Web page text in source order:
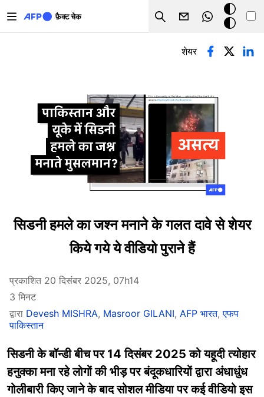
फ़ैक्ट चेक
Search
डार्क
मोड
प्राथमिक टैब्स
शेयर
सिडनी हमले का जश्न मनाने के गलत दावे से शेयर
किये गये ये वीडियो पुराने हैं
प्रकाशित 20 दिसंबर 2025, 07h14
3 मिनट
द्वारा Devesh MISHRA, Masroor GILANI, AFP भारत,एफप
पाकिस्तान
सिडनी के बॉन्डी बीच पर 14 दिसंबर 2025 को यहूदी त्योहार
हनुक्का मना रहे लोगों की भीड़ पर बंदूकधारियों द्वारा अंधाधुंध
गोलीबारी किए जाने के बाद सोशल मीडिया पर कई वीडियो इस